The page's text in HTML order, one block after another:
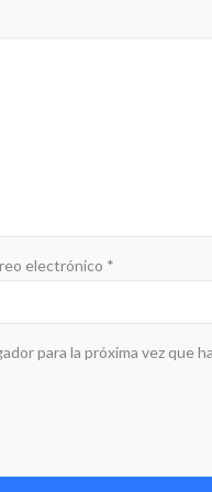
electrónico *
para la próxima vez que